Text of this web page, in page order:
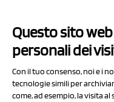
Capitale
Questo sito
personali dei
Con il tuo consenso, noi e i
tecnologie simili per
come, ad esempio, la visita